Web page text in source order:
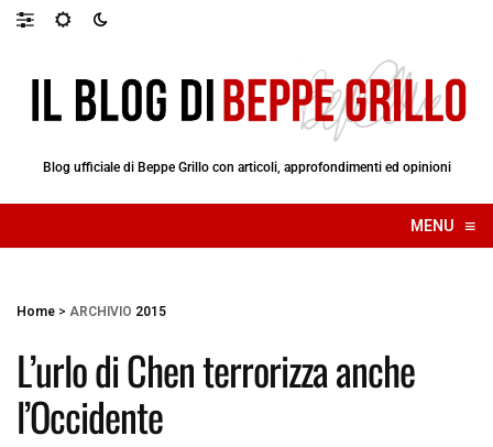
Blog ufficiale di Beppe Grillo con articoli, approfondimenti ed opinioni
MENU ≡
☰
Home > ARCHIVIO 2015
L’urlo di Chen terrorizza anche
l’Occidente